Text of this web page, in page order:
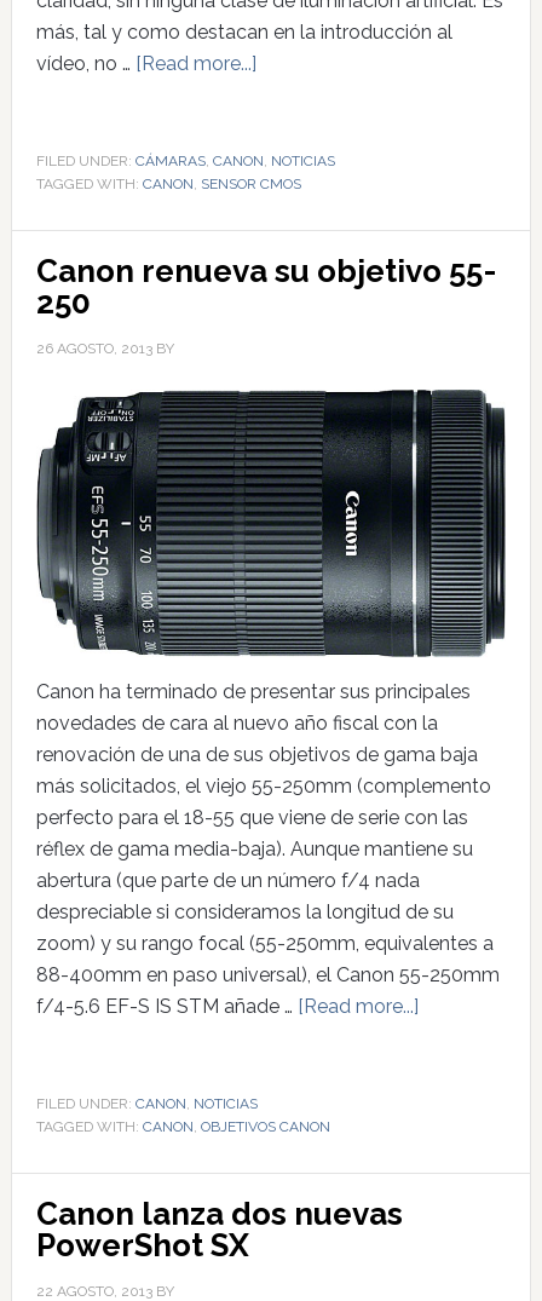
más, tal y como destacan en la introducción al
vídeo, no … [Read more...]
FILED UNDER: CÁMARAS, CANON, NOTICIAS
TAGGED WITH: CANON, SENSOR CMOS
Canon renueva su objetivo 55-
250
26 AGOSTO, 2013BY
Canon ha terminado de presentar sus principales
novedades de cara al nuevo año fiscal con la
renovación de una de sus objetivos de gama baja
más solicitados, el viejo 55-250mm (complemento
perfecto para el 18-55 que viene de serie con las
réflex de gama media-baja). Aunque mantiene su
abertura (que parte de un número f/4 nada
despreciable si consideramos la longitud de su
zoom) y su rango focal (55-250mm, equivalentes a
88-400mm en paso universal), el Canon 55-250mm
f/4-5.6 EF-S IS STM añade … [Read more...]
FILED UNDER: CANON NOTICIAS
TAGGED WITH: CANON OBJETIVOS CANON
Canon lanza dos nuevas
PowerShot SX
22 AGOSTO, 2013BY